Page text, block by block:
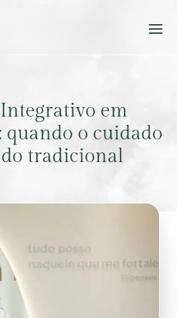
em
o cuidado
tradicional